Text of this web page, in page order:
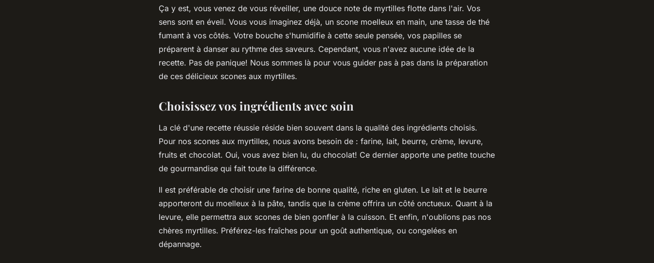
Quelle est la méthode pour préparer
des scones aux myrtilles avec une
texture parfaite ?
Ça y est, vous venez de vous réveiller, une douce note de myrtilles flotte dans l'air. Vos
sens sont en éveil. Vous vous imaginez déjà, un scone moelleux en main, une tasse de thé
fumant à vos côtés. Votre bouche s'humidifie à cette seule pensée, vos papilles se
préparent à danser au rythme des saveurs. Cependant, vous n'avez aucune idée de la
recette. Pas de panique! Nous sommes là pour vous guider pas à pas dans la préparation
de ces délicieux scones aux myrtilles.
Choisissez vos ingrédients avec soin
La clé d'une recette réussie réside bien souvent dans la qualité des ingrédients choisis.
Pour nos scones aux myrtilles, nous avons besoin de : farine, lait, beurre, crème, levure,
fruits et chocolat. Oui, vous avez bien lu, du chocolat! Ce dernier apporte une petite touche
de gourmandise qui fait toute la différence.
Il est préférable de choisir une farine de bonne qualité, riche en gluten. Le lait et le beurre
apporteront du moelleux à la pâte, tandis que la crème offrira un côté onctueux. Quant à la
levure, elle permettra aux scones de bien gonfler à la cuisson. Et enfin, n'oublions pas nos
chères myrtilles. Préférez-les fraîches pour un goût authentique, ou congelées en
dépannage.